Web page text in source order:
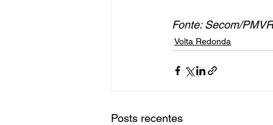
Fonte: Secom/PMVR
Volta Redonda
Posts recentes